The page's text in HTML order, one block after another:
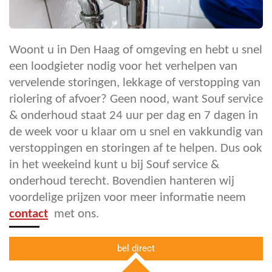
Woont u in Den Haag of omgeving en hebt u snel
een loodgieter nodig voor het verhelpen van
vervelende storingen, lekkage of verstopping van
riolering of afvoer? Geen nood, want Souf service
& onderhoud staat 24 uur per dag en 7 dagen in
de week voor u klaar om u snel en vakkundig van
verstoppingen en storingen af te helpen. Dus ook
in het weekeind kunt u bij Souf service &
onderhoud terecht. Bovendien hanteren wij
voordelige prijzen voor meer informatie neem
contact met ons.
bel direct